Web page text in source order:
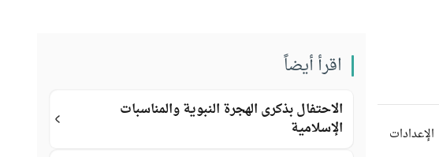
الإعدادات
اقرأ أيضاً
الاحتفال بذكرى الهجرة النبوية والمناسبات
الإسلامية